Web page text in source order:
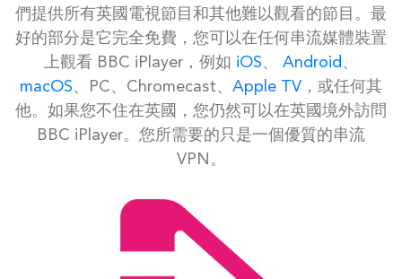
們提供所有英國電視節目和其他難以觀看的節目。最
好的部分是它完全免費，您可以在任何串流媒體裝置
上觀看 BBC iPlayer，例如 iOS、 Android 、
macOS、PC、Chromecast、 Apple TV ，或任何其
他。如果您不住在英國，您仍然可以在英國境外訪問
BBC iPlayer。您所需要的只是一個優質的串流
VPN。